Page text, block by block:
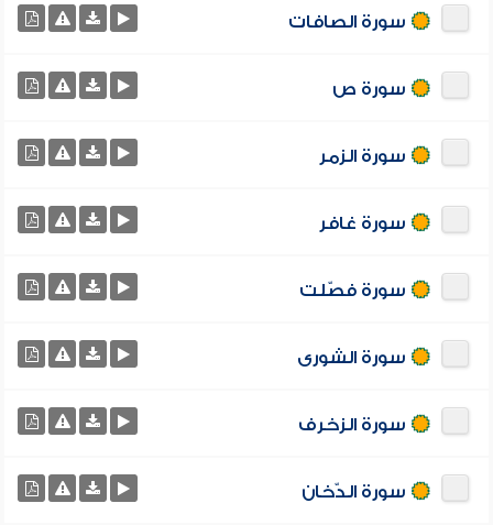
سورة الصافات
سورة ص
سورة الزمر
سورة غافر
سورة فصّلت
سورة الشورى
سورة الزخرف
سورة الدّخان